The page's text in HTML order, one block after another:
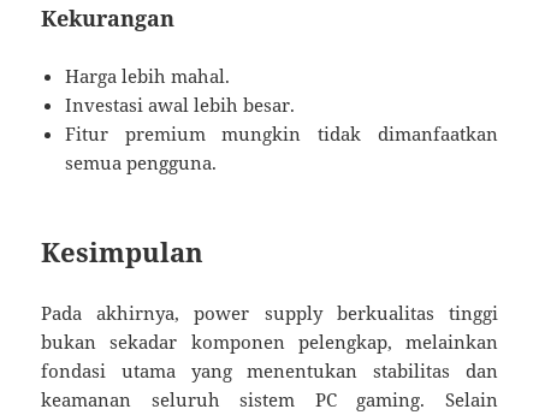
Kekurangan
Harga lebih mahal.
Investasi awal lebih besar.
Fitur premium mungkin tidak dimanfaatkan
semua pengguna.
Kesimpulan
Pada akhirnya, power supply berkualitas tinggi
bukan sekadar komponen pelengkap, melainkan
fondasi utama yang menentukan stabilitas dan
keamanan seluruh sistem PC gaming. Selain